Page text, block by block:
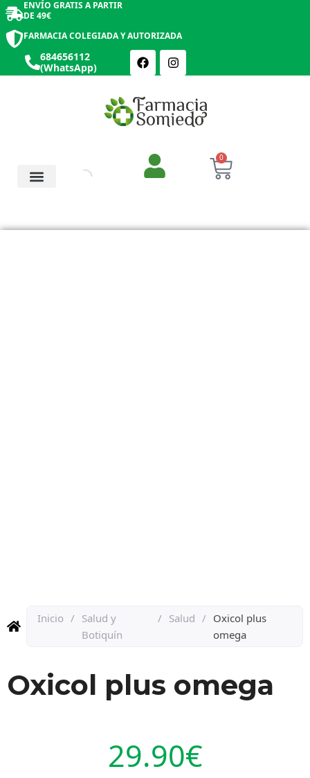
ENVÍO GRATIS A PARTIR
DE 49€
FARMACIA COLEGIADA Y AUTORIZADA
684656112
(WhatsApp)
0
Inicio / Salud y
Botiquín
/ Salud / Oxicol plus
omega
Oxicol plus omega
29.90€